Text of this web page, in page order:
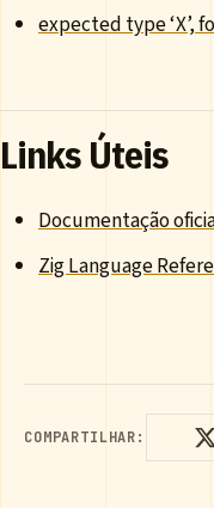
expected type ‘X’,
Links Úteis
Documentação
Zig Language
COMPARTILHAR: